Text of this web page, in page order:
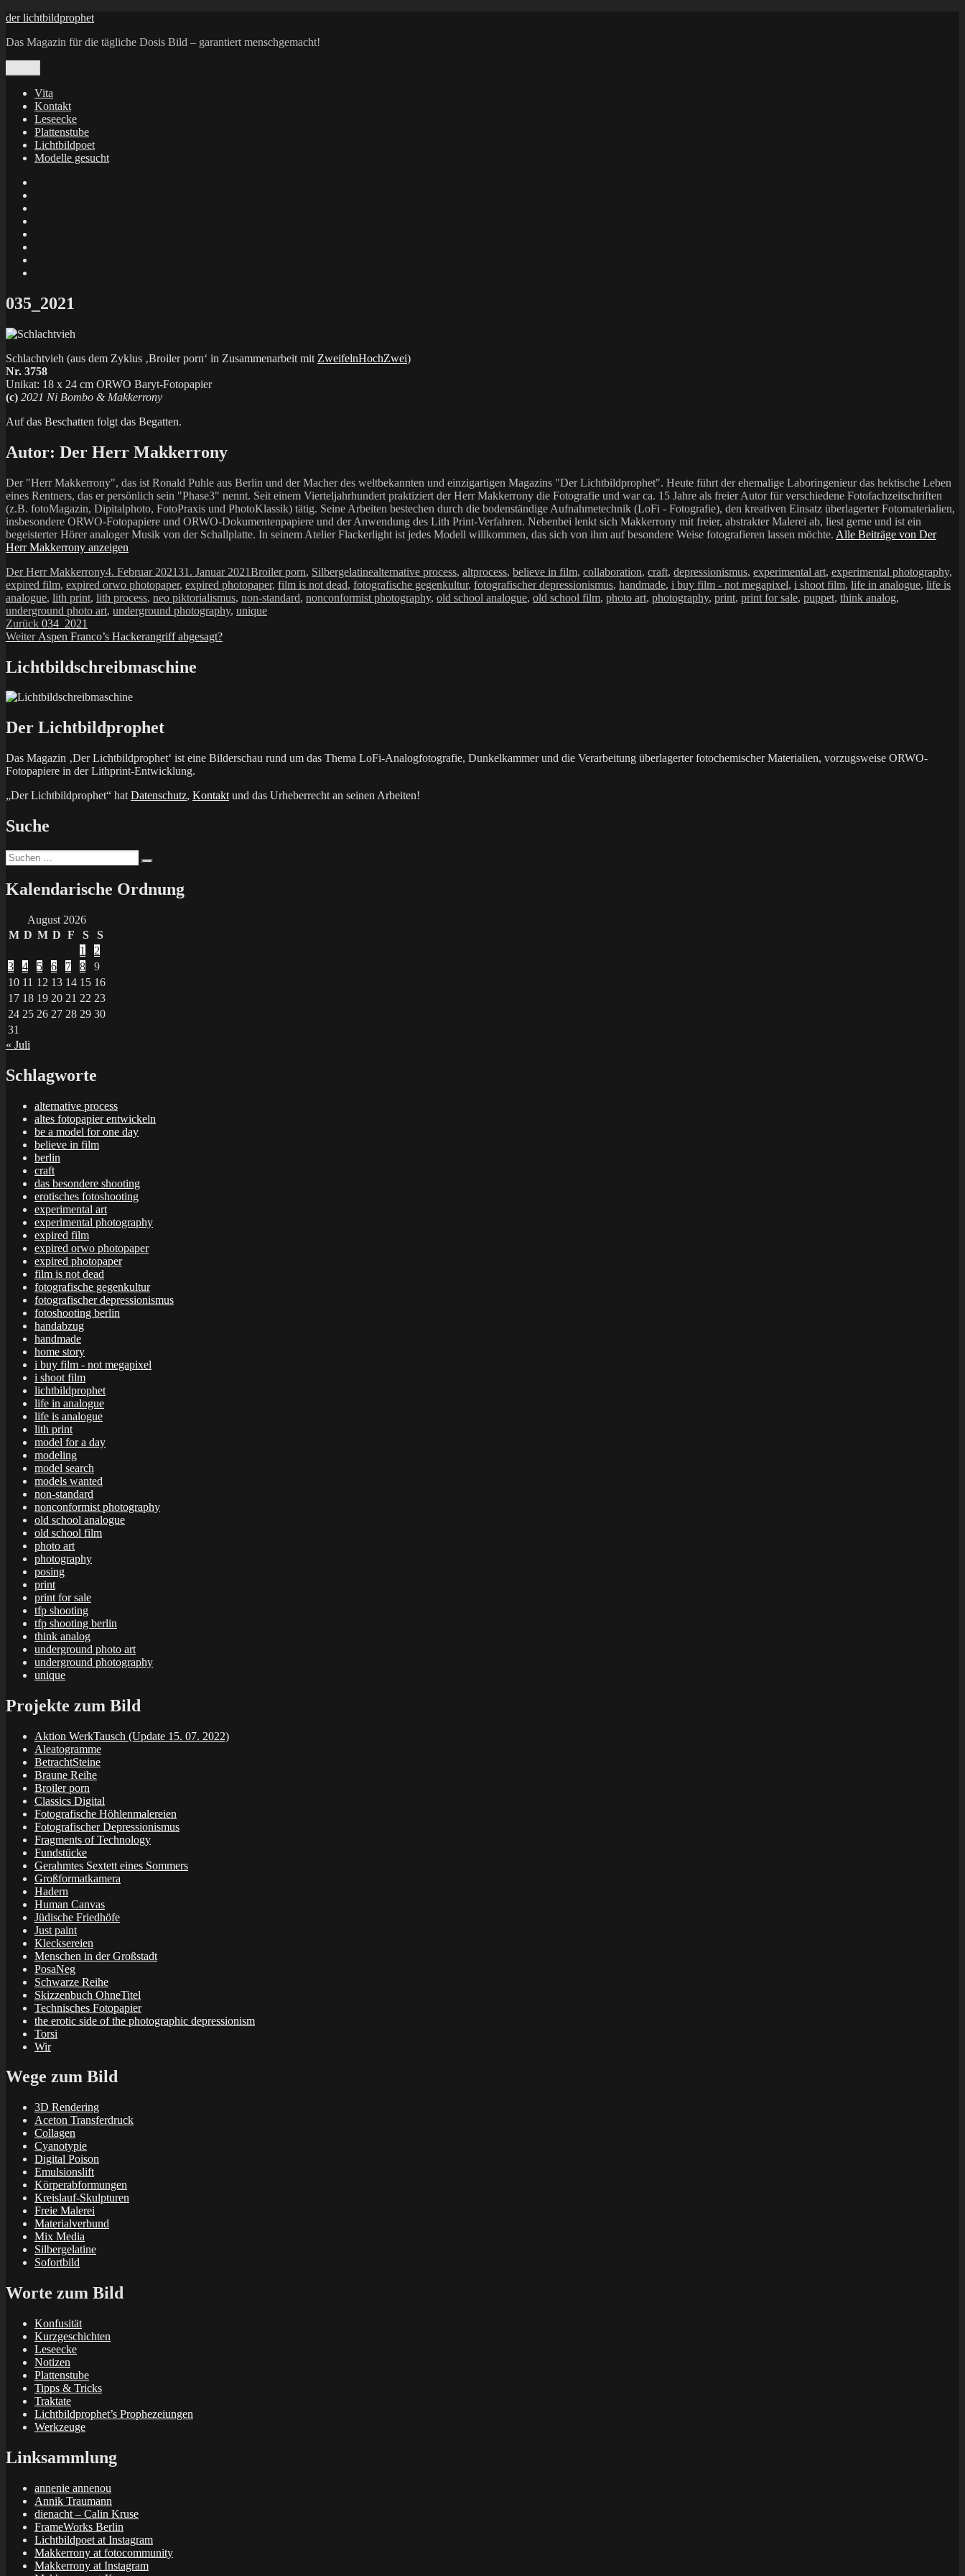
Zum
springen
der lichtbildprophet
Das Magazin für die tägliche Dosis Bild – garantiert menschgemacht!
Vita
Kontakt
Leseecke
Plattenstube
Lichtbildpoet
Modelle gesucht
X
035_2021
Schlachtvieh (aus dem Zyklus ‚Broiler porn‘ in Zusammenarbeit mit ZweifelnHochZwei)
Nr. 3758
Unikat: 18 x 24 cm ORWO Baryt-Fotopapier
(c) 2021 Ni Bombo & Makkerrony
Auf das Beschatten folgt das Begatten.
Autor: Der Herr Makkerrony
Der "Herr Makkerrony", das ist Ronald Puhle aus Berlin und der Macher des weltbekannten und einzigartigen Magazins "Der Lichtbildprophet". Heute führt der ehemalige Laboringenieur das hektische Leben
eines Rentners, das er persönlich sein "Phase3" nennt. Seit einem Vierteljahrhundert praktiziert der Herr Makkerrony die Fotografie und war ca. 15 Jahre als freier Autor für verschiedene Fotofachzeitschriften
(z.B. fotoMagazin, Dipitalphoto, FotoPraxis und PhotoKlassik) tätig. Seine Arbeiten bestechen durch die bodenständige Aufnahmetechnik (LoFi - Fotografie), den kreativen Einsatz überlagerter Fotomaterialien,
insbesondere ORWO-Fotopapiere und ORWO-Dokumentenpapiere und der Anwendung des Lith Print-Verfahren. Nebenbei lenkt sich Makkerrony mit freier, abstrakter Malerei ab, liest gerne und ist ein
begeisterter Hörer analoger Musik von der Schallplatte. In seinem Atelier Flackerlight ist jedes Modell willkommen, das sich von ihm auf besondere Weise fotografieren lassen möchte. Alle Beiträge von Der
Herr Makkerrony anzeigen
Autor
Der Herr MakkerronyVeröffentlicht
am
4. Februar 202131. Januar 2021Kategorien
Broiler porn, SilbergelatineSchlagwörter
alternative process, altprocess, believe in film, collaboration, craft, depressionismus, experimental art, experimental photography,
expired film, expired orwo photopaper, expired photopaper, film is not dead, fotografische gegenkultur, fotografischer depressionismus, handmade, i buy film - not megapixel, i shoot film, life in analogue, life is
analogue, lith print, lith process, neo piktorialismus, non-standard, nonconformist photography, old school analogue, old school film, photo art, photography, print, print for sale, puppet, think analog,
underground photo art, underground photography, unique
Beitragsnavigation
Zurück Vorheriger
Beitrag:
034_2021
Weiter Nächster
Aspen Franco’s Hackerangriff abgesagt?
Lichtbildschreibmaschine
Der Lichtbildprophet
Das Magazin ‚Der Lichtbildprophet‘ ist eine Bilderschau rund um das Thema LoFi-Analogfotografie, Dunkelkammer und die Verarbeitung überlagerter fotochemischer Materialien, vorzugsweise ORWO-
Fotopapiere in der Lithprint-Entwicklung.
„Der Lichtbildprophet“ hat Datenschutz, Kontakt und das Urheberrecht an seinen Arbeiten!
Suche
Suchen
nach:
Kalendarische Ordnung
August 2026
M D M D F S
S
1
2
3
4 5 6 7 8
9
10 11 12 13 14 15 16
17 18 19 20 21 22 23
24 25 26 27 28 29 30
31
« Juli
Schlagworte
alternative process
altes fotopapier entwickeln
be a model for one day
believe in film
berlin
craft
das besondere shooting
erotisches fotoshooting
experimental art
experimental photography
expired film
expired orwo photopaper
expired photopaper
film is not dead
fotografische gegenkultur
fotografischer depressionismus
fotoshooting berlin
handabzug
handmade
home story
i buy film - not megapixel
i shoot film
lichtbildprophet
life in analogue
life is analogue
lith print
model for a day
modeling
model search
models wanted
non-standard
nonconformist photography
old school analogue
old school film
photo art
photography
posing
print
print for sale
tfp shooting
tfp shooting berlin
think analog
underground photo art
underground photography
unique
Projekte zum Bild
Aktion WerkTausch (Update 15. 07. 2022)
Aleatogramme
BetrachtSteine
Braune Reihe
Broiler porn
Classics Digital
Fotografische Höhlenmalereien
Fotografischer Depressionismus
Fragments of Technology
Fundstücke
Gerahmtes Sextett eines Sommers
Großformatkamera
Hadern
Human Canvas
Jüdische Friedhöfe
Just paint
Klecksereien
Menschen in der Großstadt
PosaNeg
Schwarze Reihe
Skizzenbuch OhneTitel
Technisches Fotopapier
the erotic side of the photographic depressionism
Torsi
Wir
Wege zum Bild
3D Rendering
Aceton Transferdruck
Collagen
Cyanotypie
Digital Poison
Emulsionslift
Körperabformungen
Kreislauf-Skulpturen
Freie Malerei
Materialverbund
Mix Media
Silbergelatine
Sofortbild
Worte zum Bild
Konfusität
Kurzgeschichten
Leseecke
Notizen
Plattenstube
Tipps & Tricks
Traktate
Lichtbildprophet’s Prophezeiungen
Werkzeuge
Linksammlung
annenie annenou
Annik Traumann
dienacht – Calin Kruse
FrameWorks Berlin
Lichtbildpoet at Instagram
Makkerrony at fotocommunity
Makkerrony at Instagram